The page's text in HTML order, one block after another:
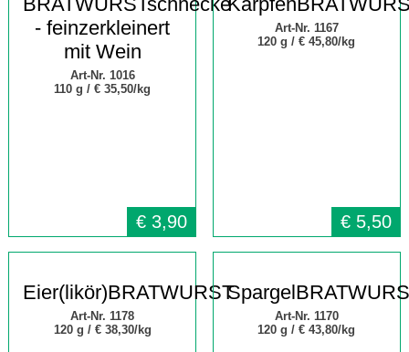
- feinzerkleinert
mit Wein
Art-Nr. 1016
110 g / € 35,50/kg
€ 3,90
Art-Nr. 1167
120 g /€ 45,80/kg
€ 5,50
Eier(likör)BRATWURST
Art-Nr. 1178
120 g / € 38,30/kg
Art-Nr. 1170
120 g /€ 43,80/kg